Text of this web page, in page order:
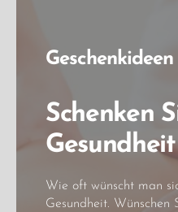
Geschenkideen
Schenken
Gesundheit
Wie oft wünscht man
Gesundheit. Wünschen